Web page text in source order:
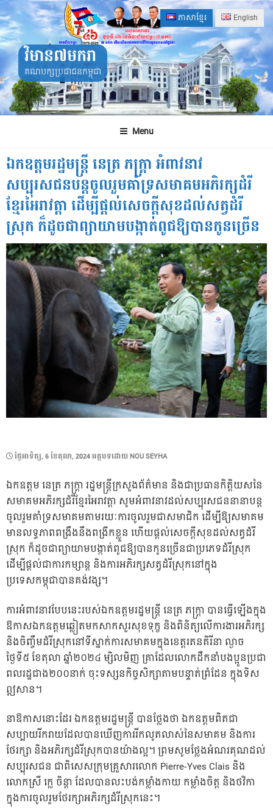
Skip
to
content
ភាសាខ្មែរ English
វិមាន៧មករា
គណបក្សប្រជាជនកម្ពុជា
Menu
ឯកឧត្តមរដ្ឋមន្ត្រី នេត្រ ភក្ត្រា អំពាវនាវ
សប្បុរសជនបន្តចូលរួមគាំទ្រសមាគមអភិរក្សដំរី
ខ្មែរអៃរាវត្តា ដើម្បីផ្តល់សេចក្តីសុខដល់សត្វដំរី
ស្រុក ក៏ដូចជាព្យាយាមបង្កាត់ពូជឱ្យបានកូនច្រើន
POSTED
ថ្ងៃ​អាទិត្យ, 6 ខែ​តុលា, 2024អត្ថបទដោយ NOU SEYHA
ឯកឧត្តម នេត្រ ភក្ត្រា រដ្ឋមន្ត្រីក្រសួងព័ត៌មាន និងជាប្រធានកិត្តិយសនៃ
សមាគមអភិរក្សដំរីខ្មែរអៃរាវត្តា សូមអំពាវនាវដល់សប្បុរសជននានាបន្ត
ចូលរួមគាំទ្រសមាគមតាមរយៈការចូលរួមជាសមាជិក ដើម្បីឱ្យសមាគម
មានលទ្ធភាពពង្រឹងនឹងពង្រីកខ្លួន ហើយផ្តល់សេចក្តីសុខដល់សត្វដំរី
ស្រុក ក៏ដូចជាព្យាយាមបង្កាត់ពូជឱ្យបានកូនច្រើនជាប្រភេទដំរីស្រុក
ដើម្បីផ្តល់ជាការកម្សាន្ត និងការអភិរក្សសត្វដំរីស្រុកនៅក្នុង
ប្រទេសកម្ពុជាបានគង់វង្ស។
ការអំពាវនាវបែបនេះរបស់ឯកឧត្តមរដ្ឋមន្ត្រី នេត្រ ភក្ត្រា បានធ្វើឡើងក្នុង
ឱកាសឯកឧត្តមឆ្លៀតមកសាកសួរសុខទុក្ខ និងពិនិត្យលើការងារអភិរក្ស
និងចិញ្ចឹមដំរីស្រុកនៅទីស្នាក់ការសមាគមក្នុងខេត្តរតនគិរីនា ល្ងាច
ថ្ងៃទី៥ ខែតុលា ឆ្នាំ២០២៤ ម្សិលមិញ គ្រាដែលលោកដឹកនាំបងប្អូនប្រជា
ពលរដ្ឋជាង២០០នាក់ ចុះទស្សនកិច្ចសិក្សាតាមបន្ទាត់ព្រំដែន ក្នុងទិស
ឦសាន។
នាឱកាសនោះដែរ ឯកឧត្តមរដ្ឋមន្ត្រី បានថ្លែងថា ឯកឧត្តមពិតជា
សប្បាយរីករាយដែលបានឃើញការរីកលូតលាស់នៃសមាគម និងការ
ថែរក្សា និងអភិរក្សដំរីស្រុកបានយ៉ាងល្អ។ ព្រមសូមថ្លែងអំណរគុណដល់
សប្បុរសជន ជាពិសេសក្រុមគ្រួសារលោក Pierre-Yves Clais និង
លោកស្រី ក្លេ ចិន្តា ដែលបានលះបង់កម្លាំងកាយ កម្លាំងចិត្ត និងថវិកា
ក្នុងការចូលរួមថែរក្សាអភិរក្សដំរីស្រុកនេះ។